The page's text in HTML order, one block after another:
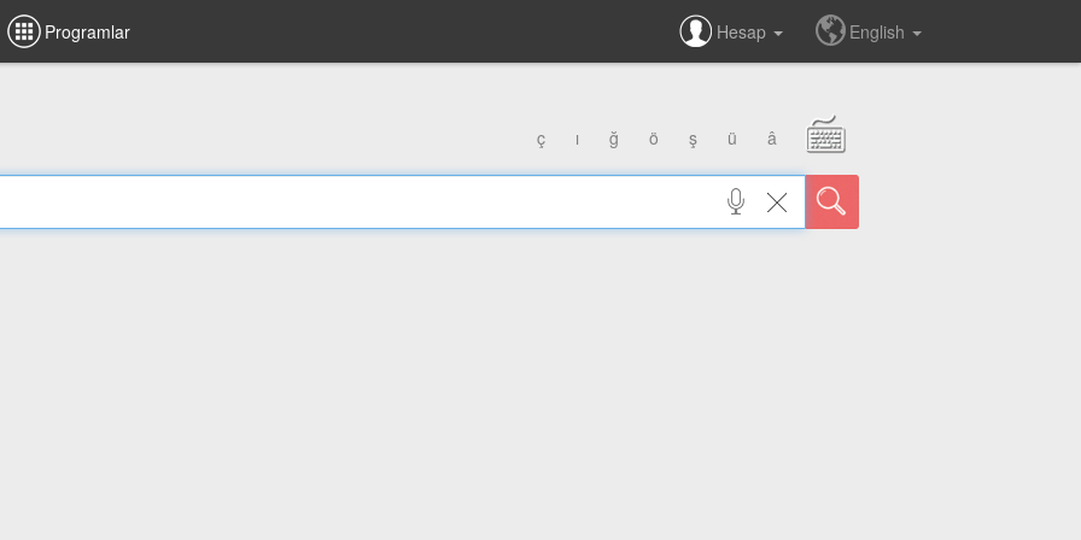
Programlar Hesap English
ç ı ğ ö ş ü â